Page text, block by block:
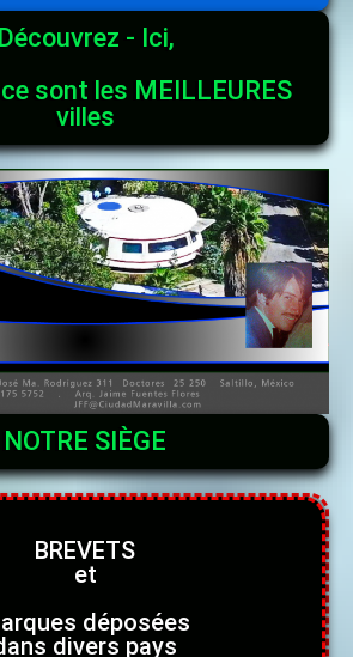
Découvrez - Ici,
sont les MEILLEURES
villes
NOTRE SIÈGE
BREVETS
et
déposées
divers pays